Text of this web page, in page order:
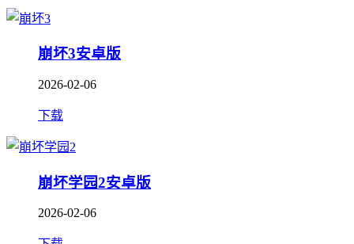
崩坏3安卓版
2026-02-06
下载
崩坏学园2安卓版
2026-02-06